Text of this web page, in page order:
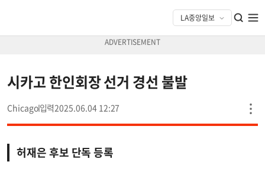
시카고 한인회장 선거 경선 불발
Chicago 2025.06.04 12:27
허재은 후보 단독 등록